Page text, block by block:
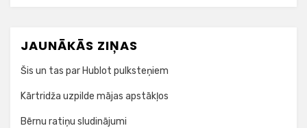
JAUNĀKĀS ZIŅAS
Šis un tas par Hublot pulksteņiem
Kārtridža uzpilde mājas apstākļos
Bērnu ratiņu sludinājumi